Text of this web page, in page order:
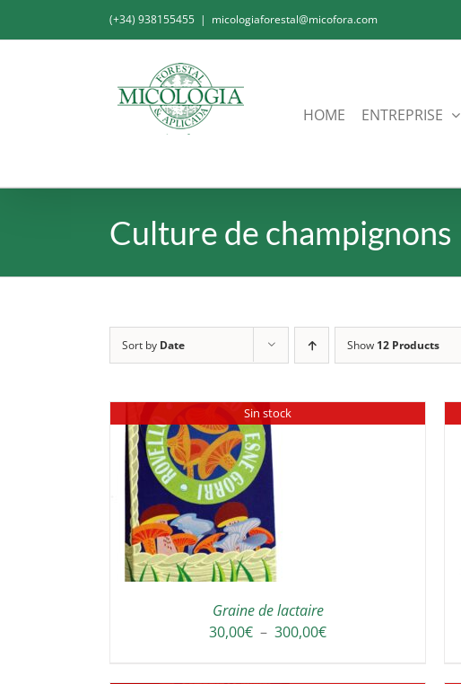
(+34) 938155455 | micologiaforestal@micofora.com
HOME ENTREPRISE
Culture de champignons
Sort by Date Show 12 Products
Sin stock
Graine de lactaire
30,00€ – 300,00€Plage